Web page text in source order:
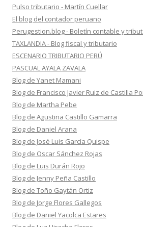
Pulso tributario - Martín Cuellar
El blog del contador peruano
Perugestion.blog - Boletín contable y
TAXLANDIA - Blog fiscal y tributario
ESCENARIO TRIBUTARIO PERÚ
PASCUAL AYALA ZAVALA
Blog de Yanet Mamani
Blog de Francisco Javier Ruiz de Castilla
Blog de Martha Pebe
Blog de Agustina Castillo Gamarra
Blog de Daniel Arana
Blog de José Luis García Quispe
Blog de Oscar Sánchez Rojas
Blog de Luis Durán Rojo
Blog de Jenny Peña Castillo
Blog de Toño Gaytán Ortiz
Blog de Jorge Flores Gallegos
Blog de Daniel Yacolca Estares